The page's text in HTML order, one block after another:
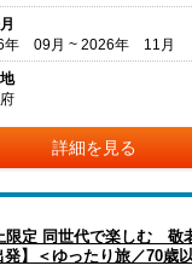
年 09月 ~ 2026年 11月
詳細を見る
限定 同世代で楽しむ 敬
】＜ゆったり旅／70歳